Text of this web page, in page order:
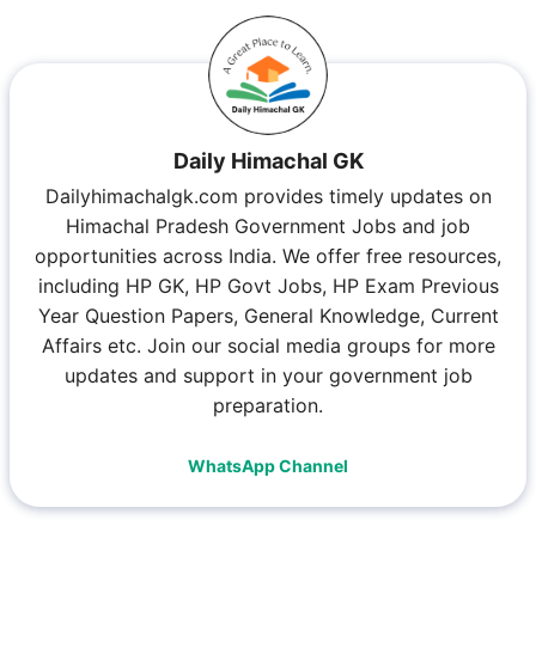
Daily Himachal GK
Dailyhimachalgk.com provides timely updates on
Himachal Pradesh Government Jobs and job
opportunities across India. We offer free resources,
including HP GK, HP Govt Jobs, HP Exam Previous
Year Question Papers, General Knowledge, Current
Affairs etc. Join our social media groups for more
updates and support in your government job
preparation.
WhatsApp Channel